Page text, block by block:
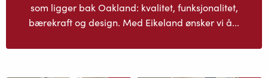
som ligger bak Oakland: kvalitet, funksjonalitet,
bærekraft og design. Med Eikeland ønsker vi å...